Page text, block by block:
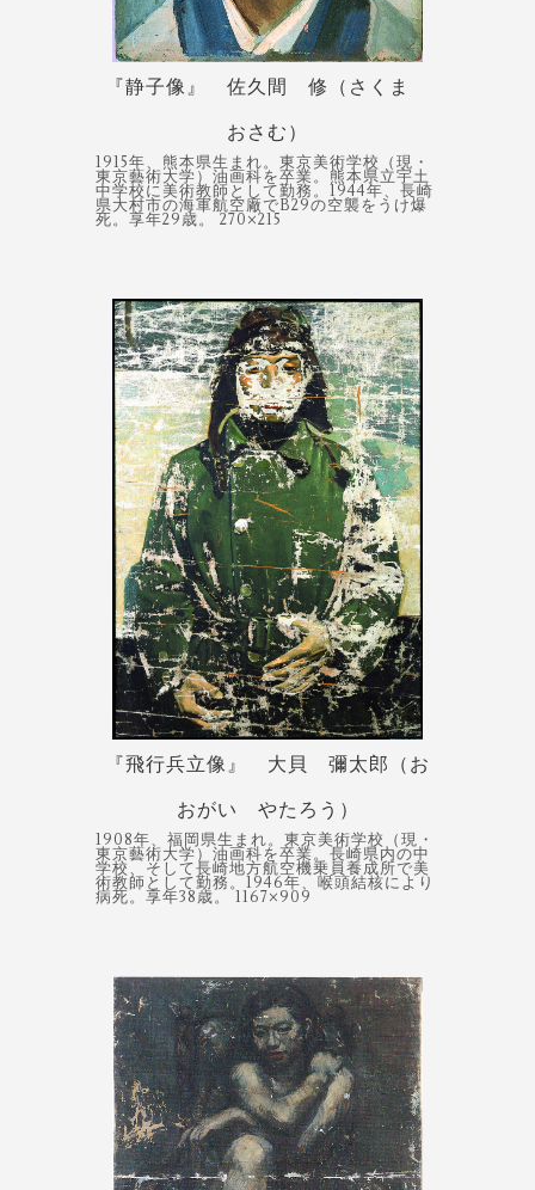
『静子像』 佐久間 修（さくま
おさむ）
1915年、熊本県生まれ。東京美術学校（現・
東京藝術大学）油画科を卒業。熊本県立宇土
中学校に美術教師として勤務。1944年、長崎
県大村市の海軍航空廠でB29の空襲をうけ爆
死。享年29歳。 270×215
『飛行兵立像』 大貝 彌太郎（お
おがい やたろう）
1908年、福岡県生まれ。東京美術学校（現・
東京藝術大学）油画科を卒業。長崎県内の中
学校、そして長崎地方航空機乗員養成所で美
術教師として勤務。1946年、喉頭結核により
病死。享年38歳。 1167×909